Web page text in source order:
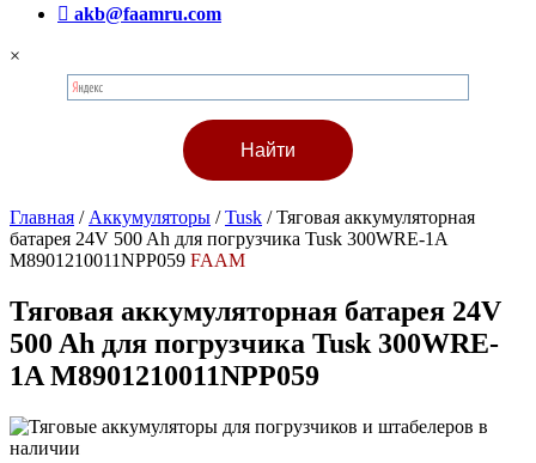
akb@faamru.com
×
Главная / Аккумуляторы /Tusk /Тяговая аккумуляторная
батарея 24V 500 Ah для погрузчика Tusk 300WRE-1A
M8901210011NPP059 FAAM
Тяговая аккумуляторная батарея 24V
500 Ah для погрузчика Tusk 300WRE-
1A M8901210011NPP059